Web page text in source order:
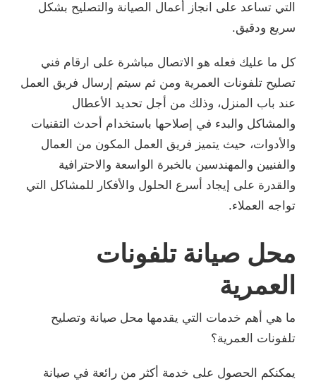
التي تساعد على انجاز أعمال الصيانة والتصليح بشكل
سريع ودقيق.
كل ما عليك فعله هو الاتصال مباشرة على ارقام فني
تصليح تلفونات العمرية ومن ثم سيتم إرسال فريق العمل
عند باب المنزل، وذلك من أجل تحديد الأعطال
والمشاكل والبدء في إصلاحها باستخدام أحدث التقنيات
والأدوات، حيث يتميز فريق العمل المكون من العمال
والفنيين والمهندسين بالخبرة الواسعة والاحترافية
والقدرة على إيجاد أسرع الحلول والأفكار للمشاكل التي
تواجه العملاء.
محل صيانة تلفونات
العمرية
ما هي أهم خدمات التي يقدمها محل صيانة وتصليح
تلفونات العمرية؟
يمكنكم الحصول على خدمة أكثر من رائعة في صيانة